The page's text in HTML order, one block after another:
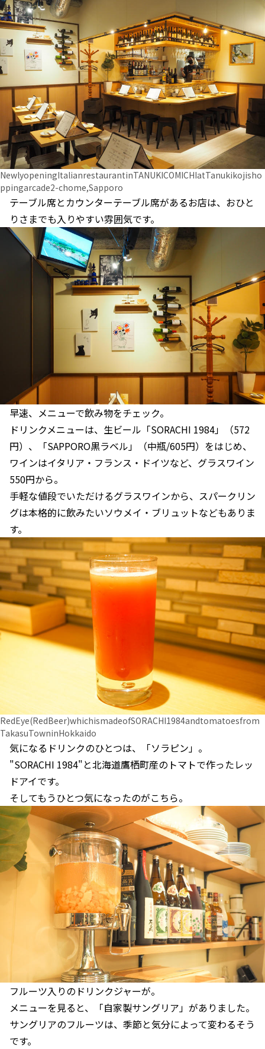
NewlyopeningItalianrestaurantinTANUKICOMICHIatTanukikojisho
ppingarcade2-chome,Sapporo
テーブル席とカウンターテーブル席があるお店は、おひと
りさまでも入りやすい雰囲気です。
早速、メニューで飲み物をチェック。
ドリンクメニューは、生ビール「SORACHI 1984」（572
円）、「SAPPORO黒ラベル」（中瓶/605円）をはじめ、
ワインはイタリア・フランス・ドイツなど、グラスワイン
550円から。
手軽な値段でいただけるグラスワインから、スパークリン
グは本格的に飲みたいソウメイ・ブリュットなどもありま
す。
RedEye(RedBeer)whichismadeofSORACHI1984andtomatoesfrom
TakasuTowninHokkaido
気になるドリンクのひとつは、「ソラピン」。
"SORACHI 1984"と北海道鷹栖町産のトマトで作ったレッ
ドアイです。
そしてもうひとつ気になったのがこちら。
フルーツ入りのドリンクジャーが。
メニューを見ると、「自家製サングリア」がありました。
サングリアのフルーツは、季節と気分によって変わるそう
です。